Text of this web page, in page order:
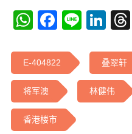
WhatsApp
Line
E-404822 叠翠轩
将军澳 林健伟
香港楼市